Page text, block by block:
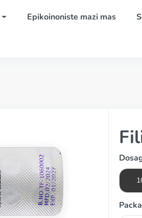
Epikoinoniste mazi mas